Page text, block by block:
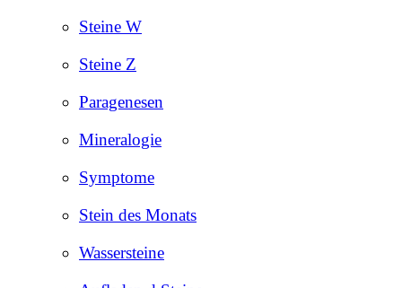
Steine W
Steine Z
Paragenesen
Mineralogie
Symptome
Stein des Monats
Wassersteine